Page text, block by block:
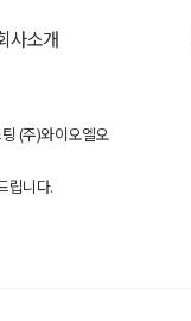
사소개
(주)와이오엘오
립니다.